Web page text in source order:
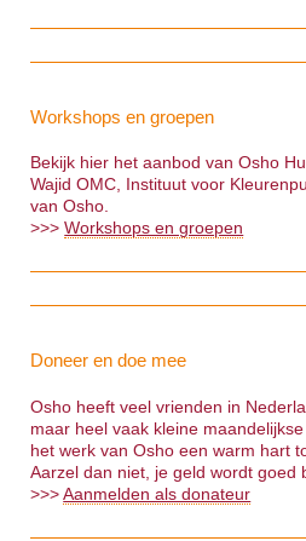
Workshops en groepen
Bekijk hier het aanbod van Osho
Wajid OMC, Instituut voor
van Osho.
>>>Workshops en groepen
Doneer en doe mee
Osho heeft veel vrienden in
maar heel vaak kleine
het werk van Osho een warm hart
Aarzel dan niet, je geld wordt goed
>>>Aanmelden als donateur